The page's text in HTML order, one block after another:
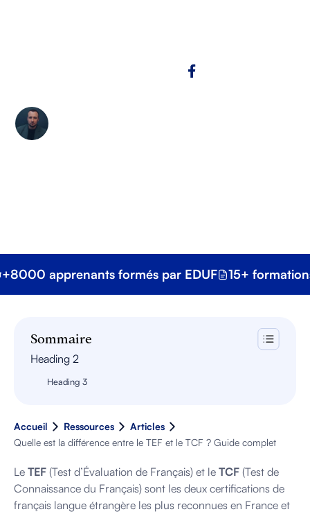
+8000 apprenants formés par EDUF 15+
Accueil Ressources
Articles
Quelle est la différence entre le TEF et le TCF ? Guide complet
Le TEF (Test d’Évaluation de Français) et le TCF (Test de
Connaissance du Français) sont les deux certifications de
français langue étrangère les plus reconnues en France et
Sommaire
Heading 2
Heading 3